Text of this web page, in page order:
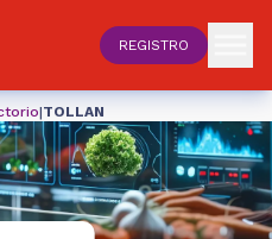
REGISTRO
|TOLLAN